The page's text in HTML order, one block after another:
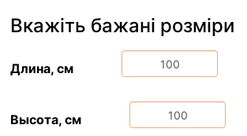
Вкажіть бажані розміри
Длина, см
Высота, см